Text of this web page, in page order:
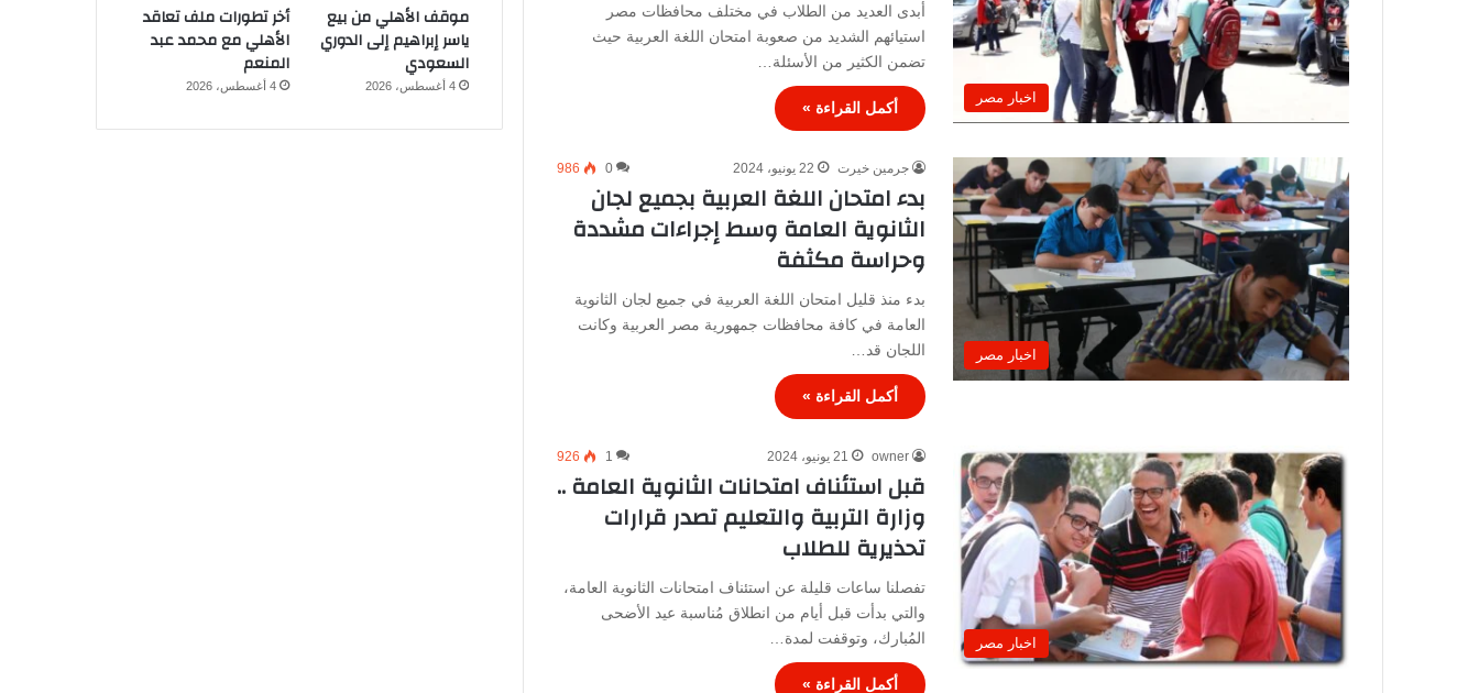
اخبار مصر
أبدى العديد من الطلاب في مختلف محافظات مصر
استيائهم الشديد من صعوبة امتحان اللغة العربية حيث
تضمن الكثير من الأسئلة…
أكمل القراءة »
اخبار مصر
جرمين خيرت 22 يونيو، 2024 0
986
بدء امتحان اللغة العربية بجميع لجان
الثانوية العامة وسط إجراءات مشددة
وحراسة مكثفة
بدء منذ قليل امتحان اللغة العربية في جميع لجان الثانوية
العامة في كافة محافظات جمهورية مصر العربية وكانت
اللجان قد…
أكمل القراءة »
اخبار مصر
owner 21 يونيو، 2024 1
926
قبل استئناف امتحانات الثانوية العامة ..
وزارة التربية والتعليم تصدر قرارات
تحذيرية للطلاب
تفصلنا ساعات قليلة عن استئناف امتحانات الثانوية العامة،
والتي بدأت قبل أيام من انطلاق مُناسبة عيد الأضحى
المُبارك، وتوقفت لمدة…
أكمل القراءة »
موقف الأهلي من بيع
ياسر إبراهيم إلى الدوري
السعودي
4 أغسطس، 2026
أخر تطورات ملف تعاقد
الأهلي مع محمد عبد
المنعم
4 أغسطس، 2026